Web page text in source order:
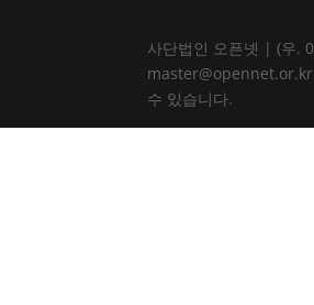
사단법인 오픈넷 | (우.
master@opennet.or.kr
수 있습니다.